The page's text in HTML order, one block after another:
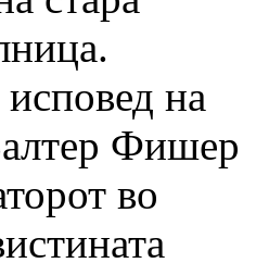
исповед на
Фишер
во